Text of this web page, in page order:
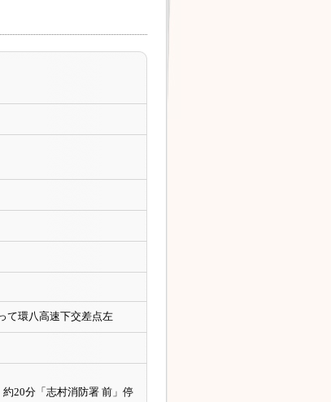
て環八高速下交差点左
20分「志村消防署 前」停